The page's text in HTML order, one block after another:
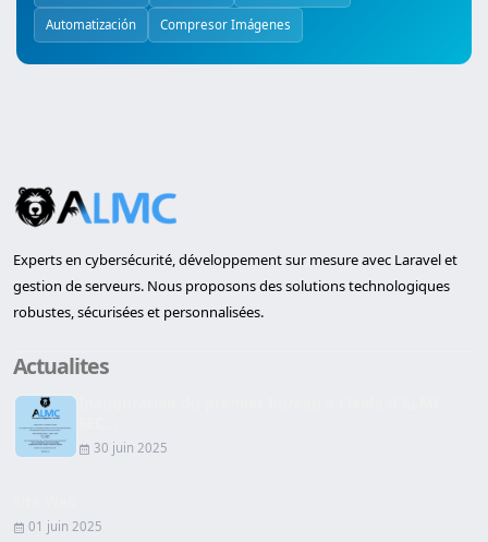
Automatización Compresor Imágenes
Experts en cybersécurité, développement sur mesure avec Laravel et
gestion de serveurs. Nous proposons des solutions technologiques
robustes, sécurisées et personnalisées.
Actualites
30 juin 2025
01 juin 2025